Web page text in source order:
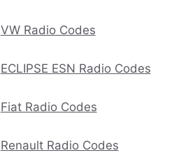
VW Radio Codes
ECLIPSE ESN Radio Codes
Fiat Radio Codes
Renault Radio Codes